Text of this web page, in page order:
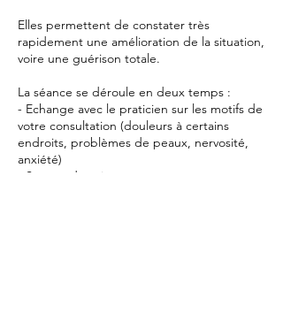
Elles permettent de constater très
rapidement une amélioration de la situation,
voire une guérison totale.
La séance se déroule en deux temps :
- Echange avec le praticien sur les motifs de
votre consultation (douleurs à certains
endroits, problèmes de peaux, nervosité,
anxiété)
- Séance de soins